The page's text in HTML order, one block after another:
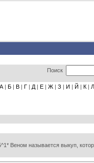
Поиск
А | Б | В | Г | Д | Е | Ж | З | И | Й | К | Л
Веном называется выкуп,